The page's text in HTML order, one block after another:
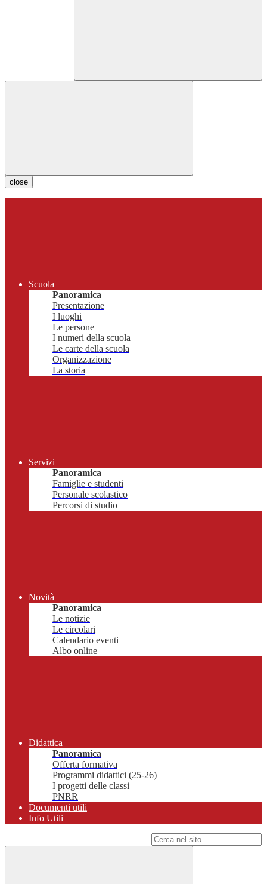
close
Scuola
Panoramica
Presentazione
I luoghi
Le persone
I numeri della scuola
Le carte della scuola
Organizzazione
La storia
Servizi
Panoramica
Famiglie e studenti
Personale scolastico
Percorsi di studio
Novità
Panoramica
Le notizie
Le circolari
Calendario eventi
Albo online
Didattica
Panoramica
Offerta formativa
Programmi didattici (25-26)
I progetti delle classi
PNRR
Documenti utili
Info Utili